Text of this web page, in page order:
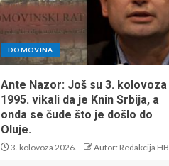
DOMOVINA
Ante Nazor: Još su 3. kolovoza
1995. vikali da je Knin Srbija, a
onda se čude što je došlo do
Oluje.
3. kolovoza 2026. Autor: Redakcija HB